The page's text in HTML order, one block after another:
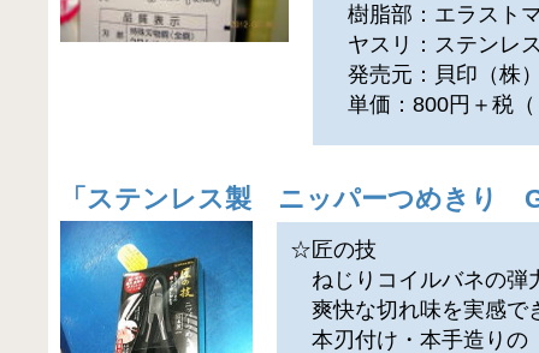
樹脂部：エラスト
ヤスリ：ステンレ
発売元：貝印（株
単価：800円＋税（
「 ステンレス製 ニッパーつめきり
☆匠の技
ねじりコイルバネの弾
爽快な切れ味を実感で
本刃付け・本手造りの